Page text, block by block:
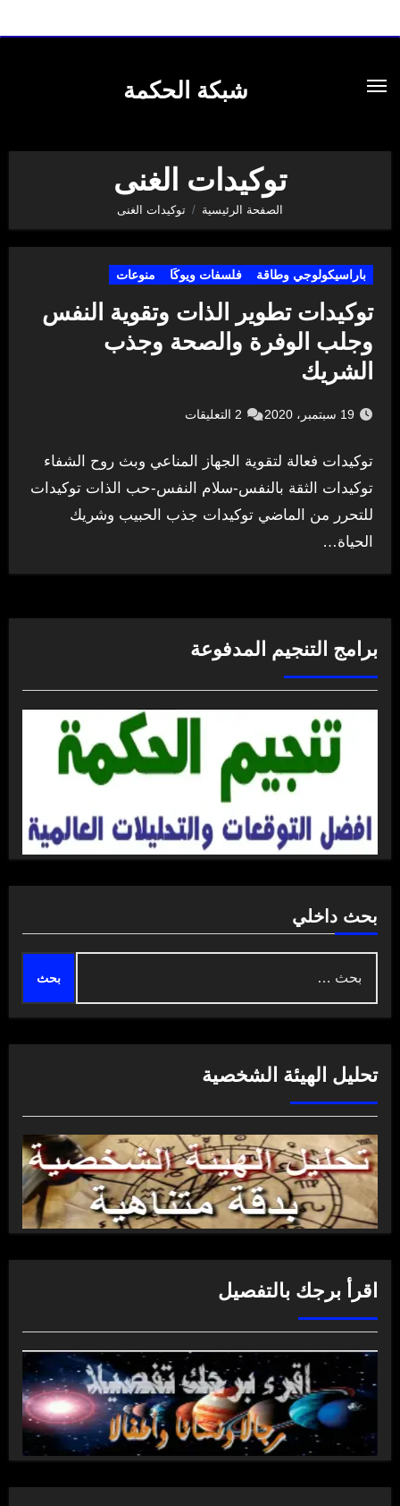
شبكة الحكمة
توكيدات الغنى
الصفحة الرئيسية توكيدات الغنى
باراسيكولوجي وطاقة فلسفات ويوكَا منوعات
توكيدات تطوير الذات وتقوية النفس
وجلب الوفرة والصحة وجذب
الشريك
19 سبتمبر، 2020 2 التعليقات
توكيدات فعالة لتقوية الجهاز المناعي وبث روح الشفاء
توكيدات الثقة بالنفس-سلام النفس-حب الذات توكيدات
للتحرر من الماضي توكيدات جذب الحبيب وشريك
الحياة…
برامج التنجيم المدفوعة
بحث داخلي
عن:
تحليل الهيئة الشخصية
اقرأ برجك بالتفصيل